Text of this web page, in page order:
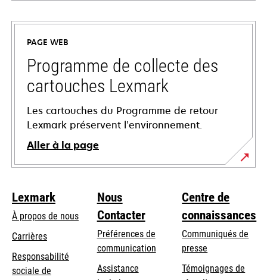
s’ouvre
dans
nouvel
onglet
PAGE WEB
Programme de collecte des
cartouches Lexmark
Les cartouches du Programme de retour
Lexmark préservent l’environnement.
Aller à la page
Lexmark
À propos de nous
Carrières
s’ouvre
dans
Responsabilité
sociale de
Nous
Contacter
Préférences de
communication
s’ouvre
Assistance
Centre de
connaissances
Communiqués de
presse
Témoignages de